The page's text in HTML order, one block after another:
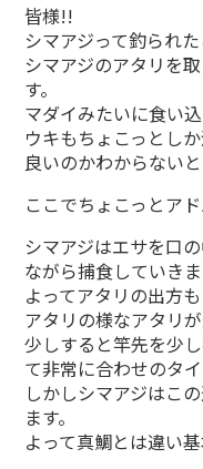
皆様!!
シマアジって釣られ
シマアジのアタリを
す。
マダイみたいに食い
ウキもちょこっとし
良いのかわからない
ここでちょこっとア
シマアジはエサを口
ながら捕食していきま
よってアタリの出方
アタリの様なアタリが
少しすると竿先を少
て非常に合わせのタ
しかしシマアジはこ
ます。
よって真鯛とは違い